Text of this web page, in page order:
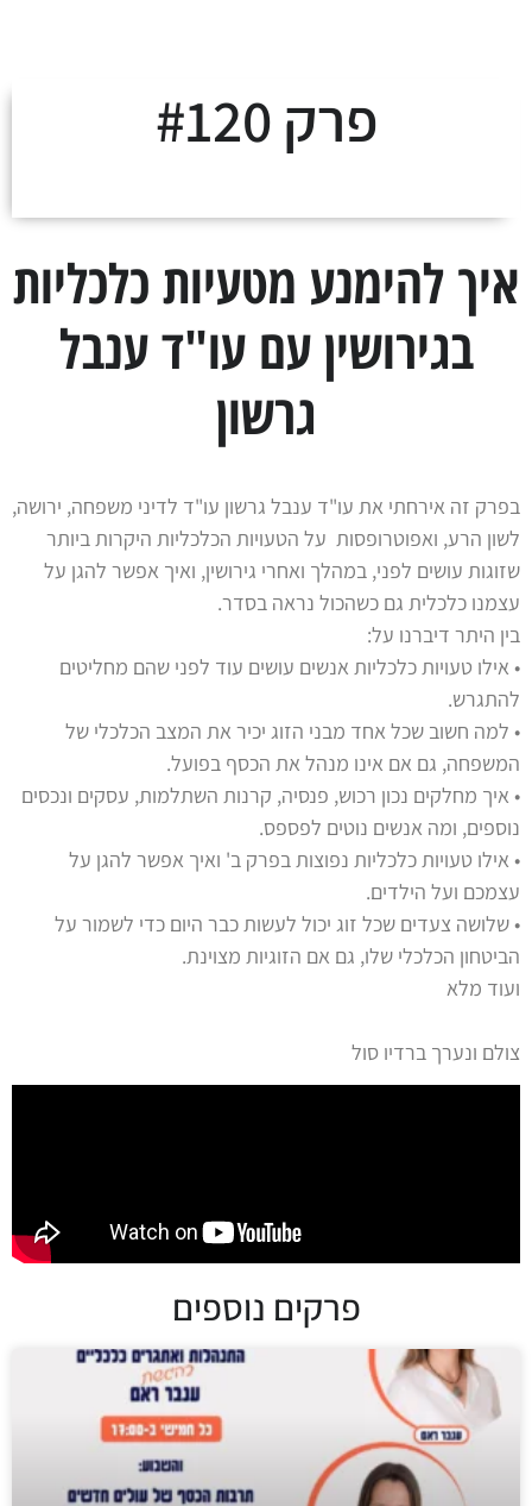
פרק #120
איך להימנע מטעיות כלכליות
בגירושין עם עו"ד ענבל
גרשון
בפרק זה אירחתי את עו"ד ענבל גרשון עו"ד לדיני משפחה, ירושה,
לשון הרע, ואפוטרופסות על הטעויות הכלכליות היקרות ביותר
שזוגות עושים לפני, במהלך ואחרי גירושין, ואיך אפשר להגן על
עצמנו כלכלית גם כשהכול נראה בסדר.
בין היתר דיברנו על:
• אילו טעויות כלכליות אנשים עושים עוד לפני שהם מחליטים
להתגרש.
• למה חשוב שכל אחד מבני הזוג יכיר את המצב הכלכלי של
המשפחה, גם אם אינו מנהל את הכסף בפועל.
• איך מחלקים נכון רכוש, פנסיה, קרנות השתלמות, עסקים ונכסים
נוספים, ומה אנשים נוטים לפספס.
• אילו טעויות כלכליות נפוצות בפרק ב' ואיך אפשר להגן על
עצמכם ועל הילדים.
• שלושה צעדים שכל זוג יכול לעשות כבר היום כדי לשמור על
הביטחון הכלכלי שלו, גם אם הזוגיות מצוינת.
ועוד מלא
צולם ונערך ברדיו סול
פרקים נוספים